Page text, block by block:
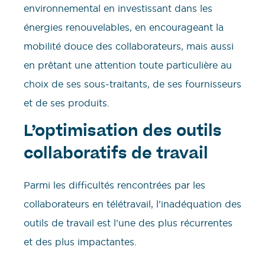
environnemental en investissant dans les
énergies renouvelables, en encourageant la
mobilité douce des collaborateurs, mais aussi
en prêtant une attention toute particulière au
choix de ses sous-traitants, de ses fournisseurs
et de ses produits.
L’optimisation des outils
collaboratifs de travail
Parmi les difficultés rencontrées par les
collaborateurs en télétravail, l’inadéquation des
outils de travail est l’une des plus récurrentes
et des plus impactantes.